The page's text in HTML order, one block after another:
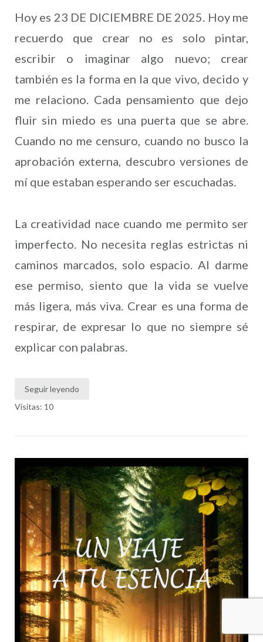
Hoy es 23 DE DICIEMBRE DE 2025. Hoy me
recuerdo que crear no es solo pintar,
escribir o imaginar algo nuevo; crear
también es la forma en la que vivo, decido y
me relaciono. Cada pensamiento que dejo
fluir sin miedo es una puerta que se abre.
Cuando no me censuro, cuando no busco la
aprobación externa, descubro versiones de
mí que estaban esperando ser escuchadas.
La creatividad nace cuando me permito ser
imperfecto. No necesita reglas estrictas ni
caminos marcados, solo espacio. Al darme
ese permiso, siento que la vida se vuelve
más ligera, más viva. Crear es una forma de
respirar, de expresar lo que no siempre sé
explicar con palabras.
Seguir leyendo
Visitas: 10